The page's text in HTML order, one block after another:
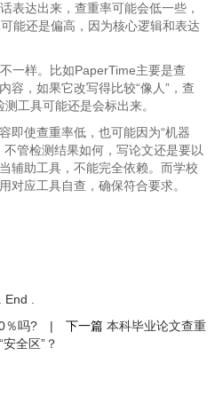
表达出来，查重率可能会低一些，
能还是偏高，因为核心逻辑和表达
一样。比如PaperTime主要是查
容，如果它改写得比较“像人”，查
工具可能还是会标出来。
即使查重率低，也可能因为“机器
管检测结果如何，写论文还是要以
辅助工具，不能完全依赖。而学校
对应工具自查，确保符合要求。
. End .
％吗? | 下一篇 本科毕业论文查重
安全区”？